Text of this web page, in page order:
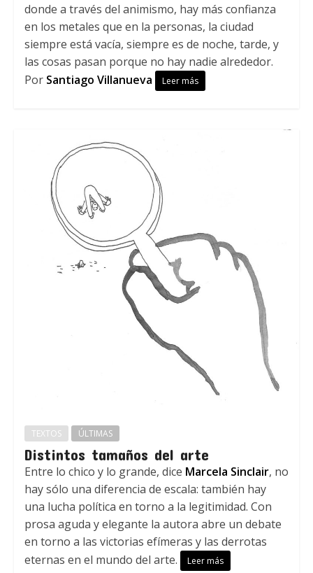
donde a través del animismo, hay más confianza
en los metales que en la personas, la ciudad
siempre está vacía, siempre es de noche, tarde, y
las cosas pasan porque no hay nadie alrededor.
Por Santiago Villanueva Leer más
TEXTOS ÚLTIMAS
Distintos tamaños del arte
Entre lo chico y lo grande, dice Marcela Sinclair, no
hay sólo una diferencia de escala: también hay
una lucha política en torno a la legitimidad. Con
prosa aguda y elegante la autora abre un debate
en torno a las victorias efímeras y las derrotas
eternas en el mundo del arte.
Leer más